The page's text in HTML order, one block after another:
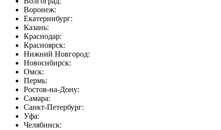
Воронеж:
Екатеринбург:
Казань:
Краснодар:
Красноярск:
Нижний Новгород:
Новосибирск:
Омск:
Пермь:
Ростов-на-Дону:
Самара:
Санкт-Петербург:
Уфа:
Челябинск: